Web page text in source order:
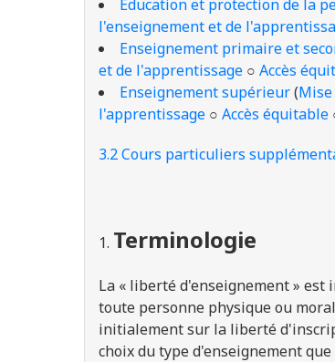
Éducation et protection de la
l'enseignement et de
Enseignement primaire et
et de l'apprentissage ○ Accès
Enseignement supérieur(
l'apprentissage ○ Accès équitable
3.2 Cours particuliers
Terminologie
La « liberté d'enseignement »
toute personne physique ou
initialement sur la liberté
choix du type d'enseignement